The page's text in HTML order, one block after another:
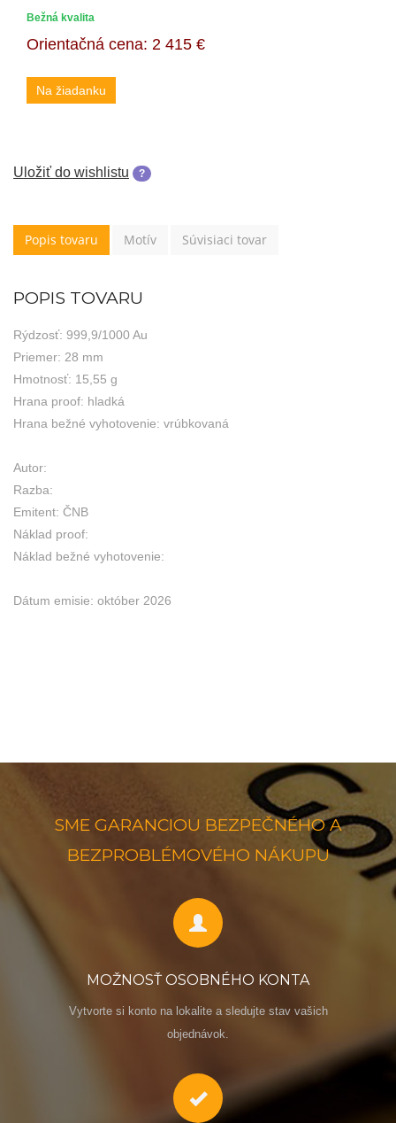
Bežná kvalita
Orientačná cena: 2 415 €
Na žiadanku
Uložiť do wishlistu ?
Popis tovaru Motív Súvisiaci tovar
POPIS TOVARU
Rýdzosť: 999,9/1000 Au
Priemer: 28 mm
Hmotnosť: 15,55 g
Hrana proof: hladká
Hrana bežné vyhotovenie: vrúbkovaná
Autor:
Razba:
Emitent: ČNB
Náklad proof:
Náklad bežné vyhotovenie:
Dátum emisie: október 2026
SME GARANCIOU BEZPEČNÉHO A
BEZPROBLÉMOVÉHO NÁKUPU
MOŽNOSŤ OSOBNÉHO KONTA
Vytvorte si konto na lokalite a sledujte stav vašich
objednávok.